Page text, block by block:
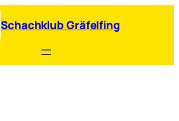
Schachklub Gräfelfing